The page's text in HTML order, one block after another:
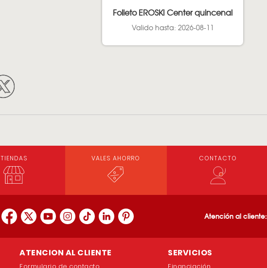
Folleto EROSKI Center quincenal
Valido hasta: 2026-08-11
TIENDAS VALES AHORRO CONTACTO
Atención al cliente:
ATENCION AL CLIENTE SERVICIOS